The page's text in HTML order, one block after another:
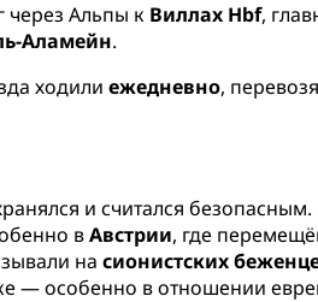
через Альпы к Виллах Hbf,
Аламейн.
ходилиежедневно,
и считался
вАвстрии, где
насионистских
— особенно в отношении